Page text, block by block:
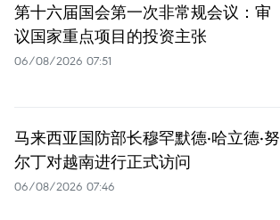
第十六届国会第一次非常规会议：审
议国家重点项目的投资主张
06/08/2026 07:51
马来西亚国防部长穆罕默德·哈立德·努
尔丁对越南进行正式访问
06/08/2026 07:46